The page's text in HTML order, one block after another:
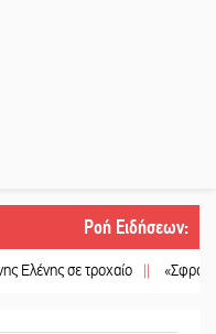
Ροή Ειδήσεων:
σε τροχαίο || «Σφραγίδα»